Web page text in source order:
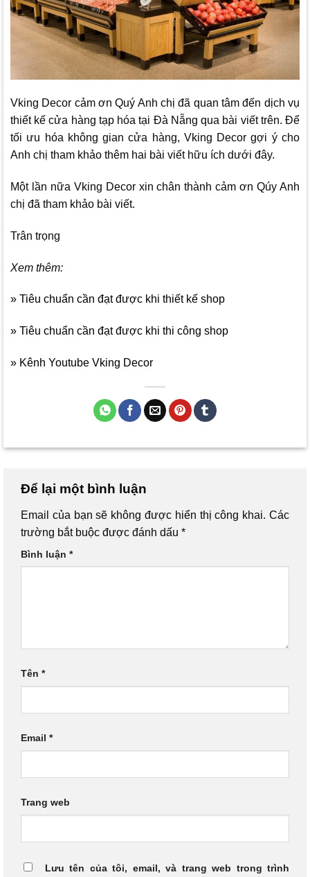
Vking Decor cảm ơn Quý Anh chị đã quan tâm đến dịch vụ
thiết kế cửa hàng tạp hóa tại Đà Nẵng qua bài viết trên. Để
tối ưu hóa không gian cửa hàng, Vking Decor gợi ý cho
Anh chị tham khảo thêm hai bài viết hữu ích dưới đây.
Một lần nữa Vking Decorxin chân thành cảm ơn Qúy Anh
chị đã tham khảo bài viết.
Trân trọng
Xem thêm:
» Tiêu chuẩn cần đạt được khi thiết kế shop
» Tiêu chuẩn cần đạt được khi thi công shop
» Kênh Youtube Vking Decor
Để lại một bình luận
Email của bạn sẽ không được hiển thị công khai. Các
trường bắt buộc được đánh dấu *
Bình luận *
Tên *
Email *
Trang web
Lưu tên của tôi, email, và trang web trong trình